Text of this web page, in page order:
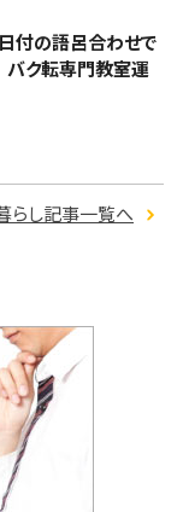
付の語呂合わせで
ク転専門教室運
らし記事一覧へ